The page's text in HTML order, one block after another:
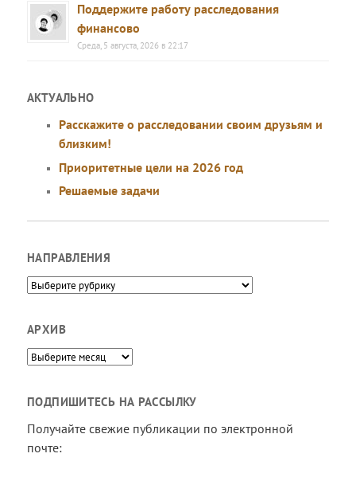
Поддержите работу расследования
финансово
Среда, 5 августа, 2026 в 22:17
АКТУАЛЬНО
Расскажите о расследовании своим друзьям и
близким!
Приоритетные цели на 2026 год
Решаемые задачи
НАПРАВЛЕНИЯ
Направления
АРХИВ
Архив
ПОДПИШИТЕСЬ НА РАССЫЛКУ
Получайте свежие публикации по электронной
почте: